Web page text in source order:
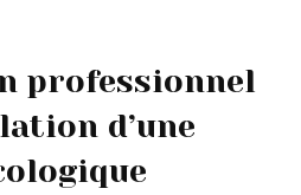
professionnel
d’une